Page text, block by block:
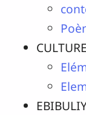
CULTURE